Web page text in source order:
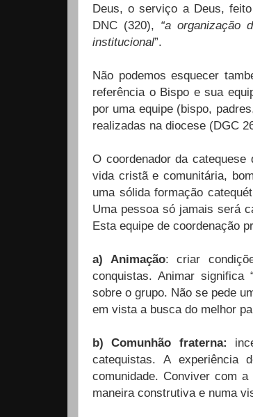
Deus, o serviço a Deus,
DNC (320), “a organização
institucional”.
Não podemos esquecer
referência o Bispo e sua
por uma equipe (bispo,
realizadas na diocese (DGC
O coordenador da
vida cristã e comunitária,
uma sólida formação
Uma pessoa só jamais será
Esta equipe de coordenação
a) Animação: criar
conquistas. Animar significa
sobre o grupo. Não se pede
em vista a busca do melhor
b) Comunhão fraterna:
catequistas. A experiência
comunidade. Conviver com
maneira construtiva e numa